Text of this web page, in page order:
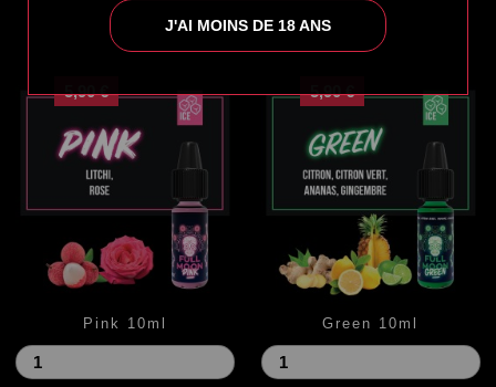
J'AI MOINS DE 18 ANS
Pink 10ml
Prix
5,90 €
Green 10ml
Prix
5,90 €